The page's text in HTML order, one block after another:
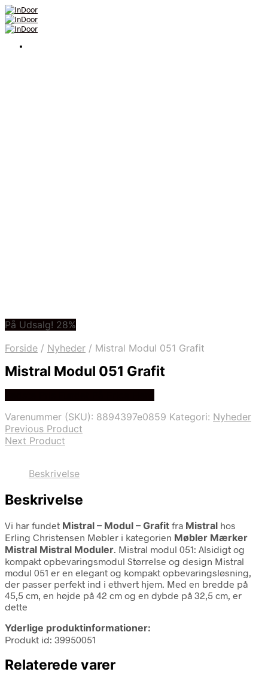
På Udsalg! 28%
Forside / Nyheder / Mistral Modul 051 Grafit
Mistral Modul 051 Grafit
Varenummer (SKU): 8894397e0859 Kategori: Nyheder
Previous Product
Next Product
Beskrivelse
Beskrivelse
Vi har fundet Mistral – Modul – Grafit fra Mistral hos
Erling Christensen Møbler i kategorien Møbler Mærker
Mistral Mistral Moduler. Mistral modul 051: Alsidigt og
kompakt opbevaringsmodul Størrelse og design Mistral
modul 051 er en elegant og kompakt opbevaringsløsning,
der passer perfekt ind i ethvert hjem. Med en bredde på
45,5 cm, en højde på 42 cm og en dybde på 32,5 cm, er
dette
Yderlige produktinformationer:
Produkt id: 39950051
Relaterede varer